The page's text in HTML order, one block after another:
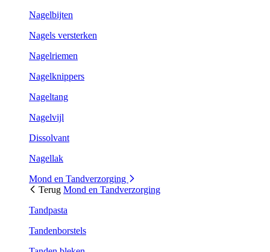
Nagelbijten
Nagels versterken
Nagelriemen
Nagelknippers
Nageltang
Nagelvijl
Dissolvant
Nagellak
Mond en Tandverzorging
Terug Mond en Tandverzorging
Tandpasta
Tandenborstels